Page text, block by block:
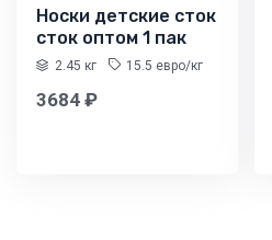
Носки детские сток
сток оптом 1 пак
2.45 кг 15.5 евро/кг
3684 ₽